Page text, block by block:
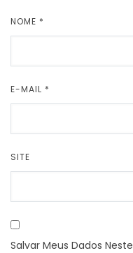
NOME *
E-MAIL *
SITE
Salvar Meus Dados